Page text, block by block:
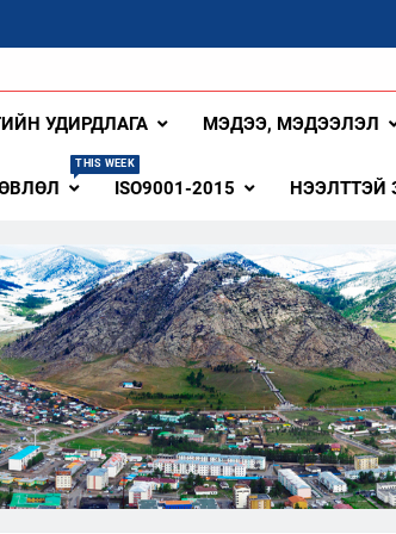
Аймаг
УДИРДЛАГА МЭДЭЭ, МЭДЭЭЛЭЛ
THIS WEEK
ISO9001-2015 НЭЭЛТТЭЙ